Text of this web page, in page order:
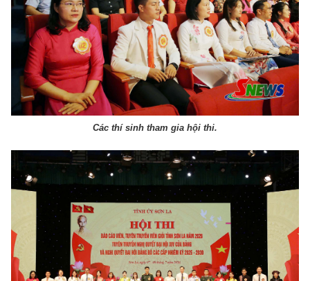
Các thí sinh tham gia hội thi.